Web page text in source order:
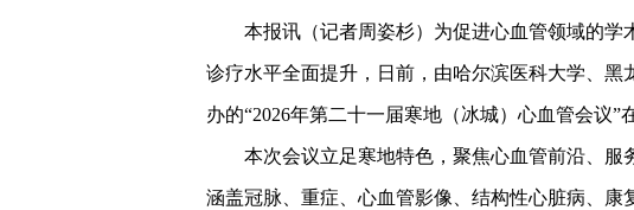
本报讯（记者周姿杉） 为促进心血管领域的学
诊疗水平全面提升，日前，由哈尔滨医科大学、
办的“2026年第二十一届寒地（冰城）心血管会议”
本次会议立足寒地特色，聚焦心血管前沿、服
涵盖冠脉、重症、心血管影像、结构性心脏病、康